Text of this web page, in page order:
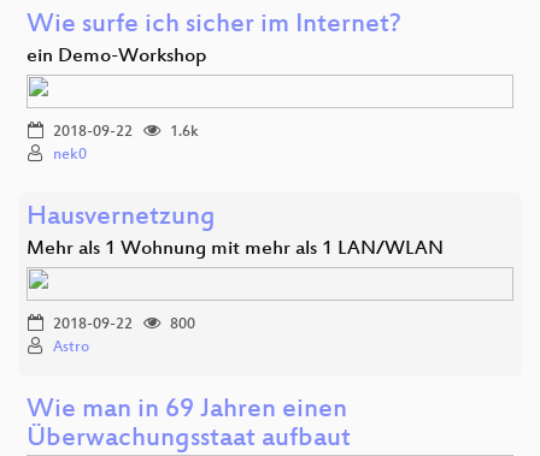
Wie surfe ich sicher im Internet?
ein Demo-Workshop
2018-09-22
1.6k
nek0
Hausvernetzung
Mehr als 1 Wohnung mit mehr als 1 LAN/WLAN
2018-09-22
800
Astro
Wie man in 69 Jahren einen
Überwachungsstaat aufbaut